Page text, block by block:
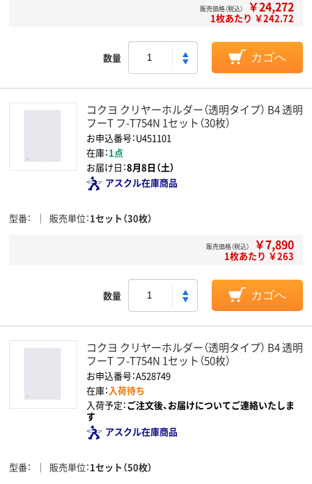
販売価格（税込） ￥24,272
1枚あたり ￥242.72
数量 カゴへ
コクヨ クリヤーホルダー（透明タイプ） B4 透明
フーT フ-T754N 1セット（30枚）
お申込番号：U451101
在庫：1点
お届け日：8月8日（土）
アスクル在庫商品
型番 販売単位 1セット（30枚）
販売価格（税込） ￥7,890
1枚あたり ￥263
数量 カゴへ
コクヨ クリヤーホルダー（透明タイプ） B4 透明
フーT フ-T754N 1セット（50枚）
お申込番号：A528749
在庫：入荷待ち
入荷予定：ご注文後、お届けについてご連絡いたしま
す
アスクル在庫商品
型番 販売単位 1セット（50枚）